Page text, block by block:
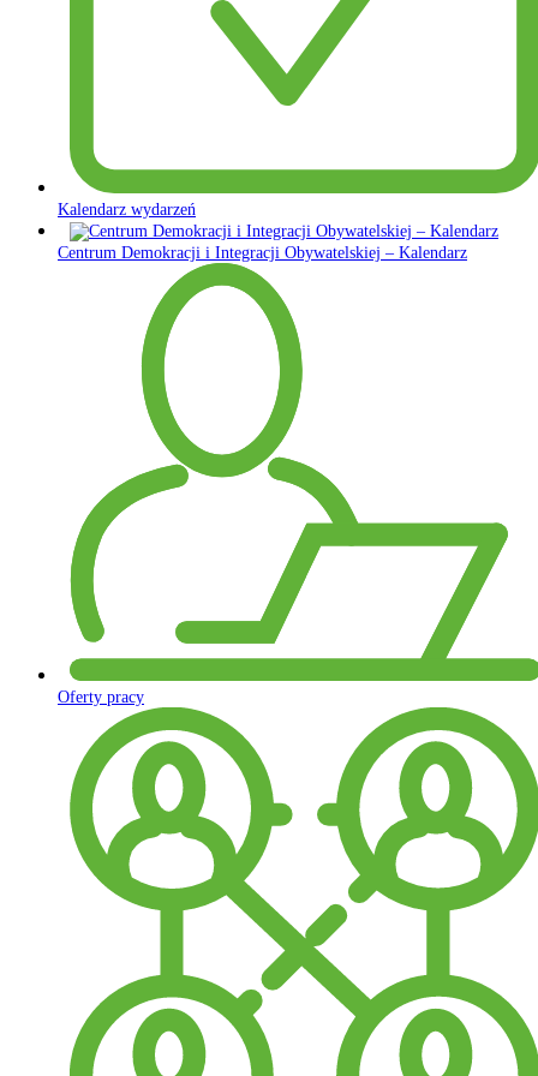
Kalendarz wydarzeń
Centrum Demokracji i Integracji Obywatelskiej – Kalendarz
Oferty pracy